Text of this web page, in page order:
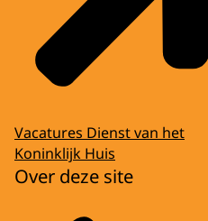
Vacatures Dienst van het
Koninklijk Huis
Over deze site